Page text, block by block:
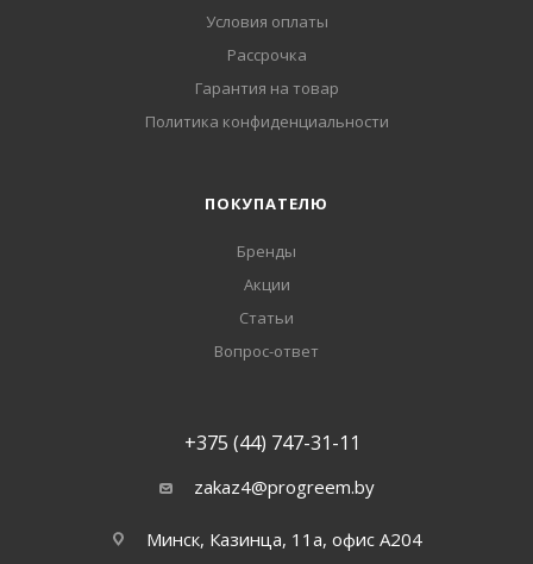
Условия оплаты
Рассрочка
Гарантия на товар
Политика конфиденциальности
ПОКУПАТЕЛЮ
Бренды
Акции
Статьи
Вопрос-ответ
+375 (44) 747-31-11
zakaz4@progreem.by
Минск, Казинца, 11а, офис А204